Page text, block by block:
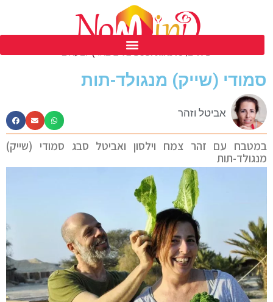
סמודי (שייק) מנגולד-תות
אביטל וזהר
במטבח עם זהר צמח וילסון ואביטל סבג סמודי (שייק)
מנגולד-תות